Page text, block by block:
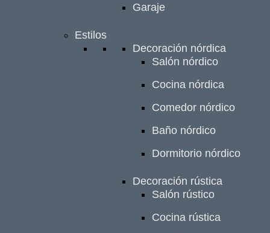
Garaje
Estilos
Decoración nórdica
Salón nórdico
Cocina nórdica
Comedor nórdico
Baño nórdico
Dormitorio nórdico
Decoración rústica
Salón rústico
Cocina rústica